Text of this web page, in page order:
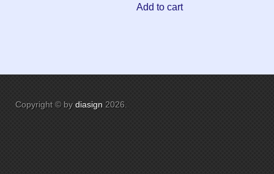
Add to cart
Copyright © bydiasign 2026.